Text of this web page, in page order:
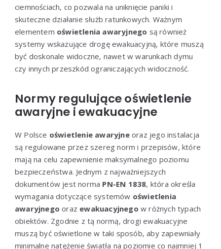
ciemnościach, co pozwala na uniknięcie paniki i
skuteczne działanie służb ratunkowych. Ważnym
elementem oświetlenia awaryjnego są również
systemy wskazujące drogę ewakuacyjną, które muszą
być doskonale widoczne, nawet w warunkach dymu
czy innych przeszkód ograniczających widoczność.
Normy regulujące oświetlenie
awaryjne i ewakuacyjne
W Polsce oświetlenie awaryjneoraz jego instalacja
są regulowane przez szereg norm i przepisów, które
mają na celu zapewnienie maksymalnego poziomu
bezpieczeństwa. Jednym z najważniejszych
dokumentów jest norma PN-EN 1838, która określa
wymagania dotyczące systemów oświetlenia
awaryjnego oraz ewakuacyjnego w różnych typach
obiektów. Zgodnie z tą normą, drogi ewakuacyjne
muszą być oświetlone w taki sposób, aby zapewniały
minimalne natężenie światła na poziomie co najmniej 1